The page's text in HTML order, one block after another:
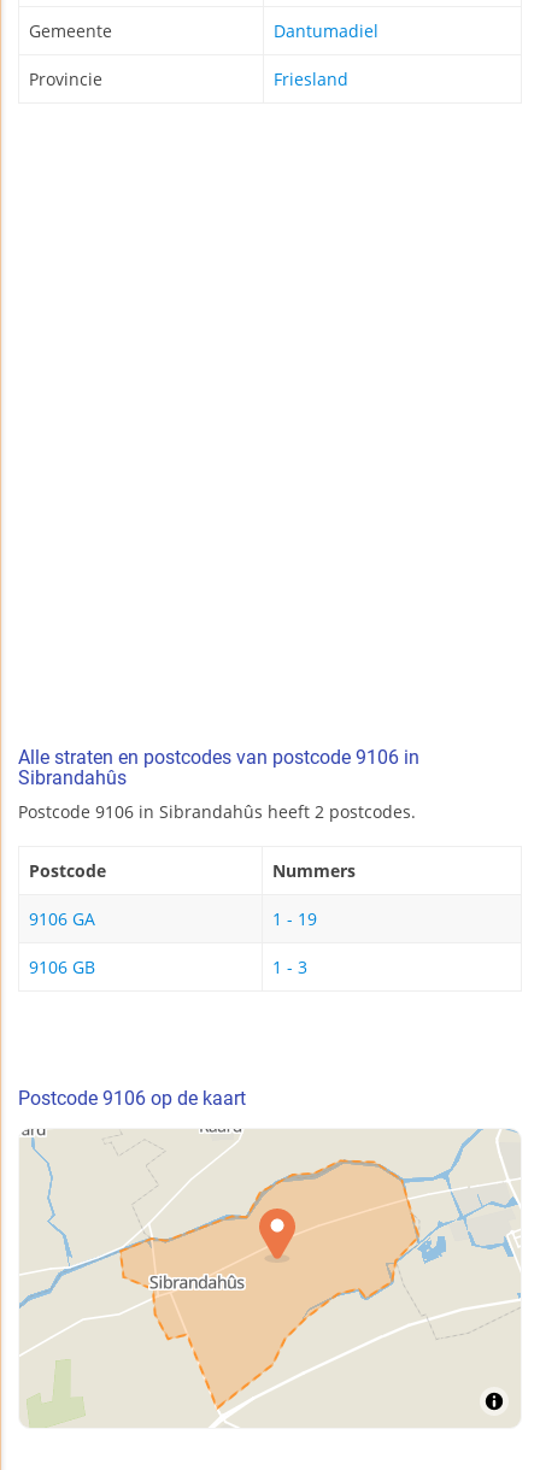
Gemeente Dantumadiel
Provincie Friesland
Alle straten en postcodes van postcode 9106 in
Sibrandahûs
Postcode 9106 in Sibrandahûs heeft 2 postcodes.
Postcode Nummers
9106 GA 1 - 19
9106 GB 1 - 3
Postcode 9106 op de kaart